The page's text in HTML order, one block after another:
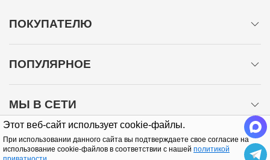
Этот веб-сайт использует cookie-файлы.
При использовании данного сайта вы подтверждаете свое согласие на
использование cookie-файлов в соответствии с нашей политикой
ПОКУПАТЕЛЮ
ПОПУЛЯРНОЕ
МЫ В СЕТИ